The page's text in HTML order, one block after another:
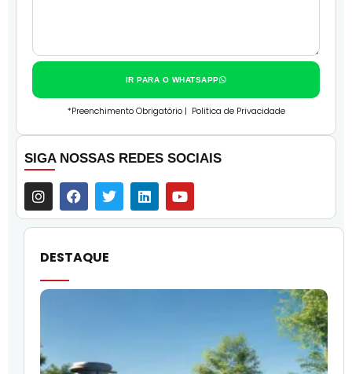
IR PARA O WHATSAPP
*Preenchimento Obrigatório | Politica de Privacidade
SIGA NOSSAS REDES SOCIAIS
DESTAQUE